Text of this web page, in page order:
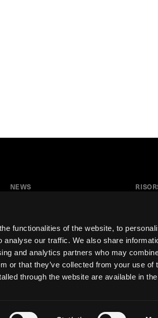
functionalities of the website, to
analyse our traffic. We also share
and analytics partners who may
or that they’ve collected from your use of
through the website are available in
NEWS
Collaborazioni
Festival del Disegno
Residenza d’artista
Area